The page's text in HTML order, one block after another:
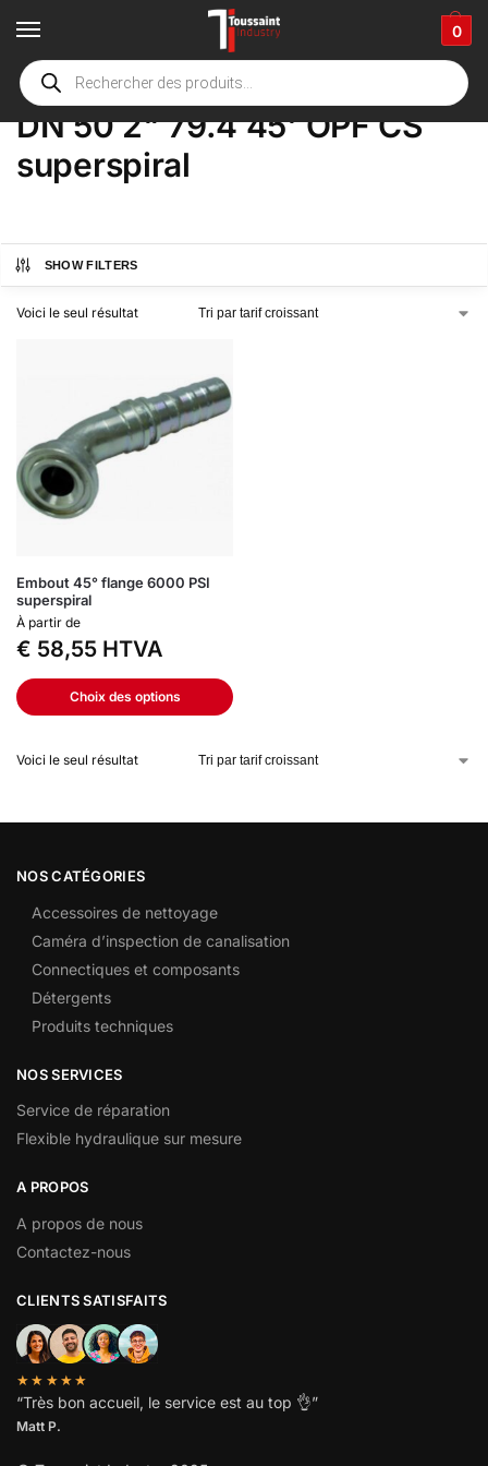
0
Accueil boutique / Product Options
DN 50 2" 79.4 45' OPF CS
superspiral
SHOW FILTERS
Voici le seul résultat
Embout 45° flange 6000 PSI
superspiral
À partir de
€ 58,55 HTVA
Choix des options
Voici le seul résultat
NOS CATÉGORIES
Accessoires de nettoyage
Caméra d’inspection de canalisation
Connectiques et composants
Détergents
Produits techniques
NOS SERVICES
Service de réparation
Flexible hydraulique sur mesure
A PROPOS
A propos de nous
Contactez-nous
CLIENTS SATISFAITS
★★★★★
“Très bon accueil, le service est au top 👌”
Matt P.